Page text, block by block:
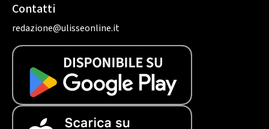
Contatti
redazione@ulisseonline.it